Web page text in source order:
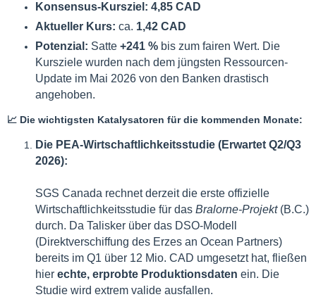
Konsensus-Kursziel: 4,85 CAD
Aktueller Kurs: ca. 1,42 CAD
Potenzial: Satte +241 % bis zum fairen Wert. Die
Kursziele wurden nach dem jüngsten Ressourcen-
Update im Mai 2026 von den Banken drastisch
angehoben.
📈 Die wichtigsten Katalysatoren für die kommenden Monate:
Die PEA-Wirtschaftlichkeitsstudie (Erwartet Q2/Q3
2026):
SGS Canada rechnet derzeit die erste offizielle
Wirtschaftlichkeitsstudie für das Bralorne-Projekt(B.C.)
durch. Da Talisker über das DSO-Modell
(Direktverschiffung des Erzes an Ocean Partners)
bereits im Q1 über 12 Mio. CAD umgesetzt hat, fließen
hier echte, erprobte Produktionsdaten ein. Die
Studie wird extrem valide ausfallen.